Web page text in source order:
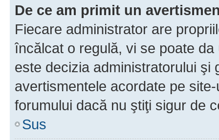
De ce am primit un
Fiecare administrator are
încălcat o regulă, vi se poate
este decizia administratorului şi
avertismentele acordate pe
forumului dacă nu ştiţi sigur de
Sus